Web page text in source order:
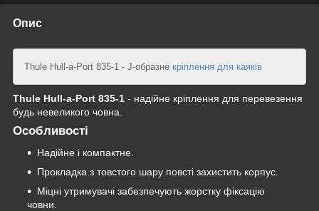
Опис
Thule Hull-a-Port 835-1 - J-образне кріплення для каяків
Thule Hull-a-Port 835-1 - надійне кріплення для перевезення
будь невеликого човна.
Особливості
Надійне і компактне.
Прокладка з товстого шару повсті захистить корпус.
Міцні утримувачі забезпечують жорстку фіксацію
човни.